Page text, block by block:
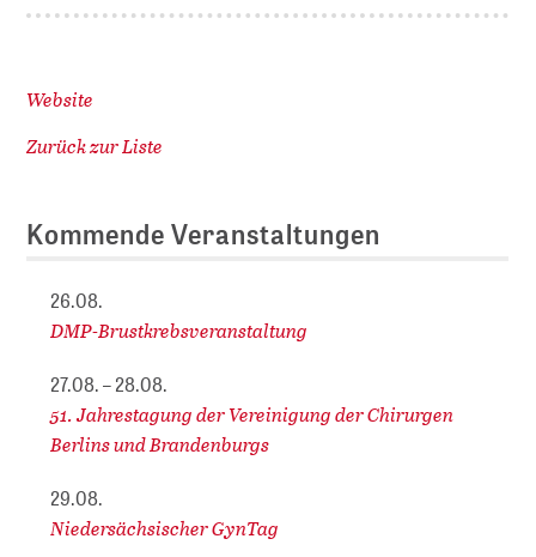
Website
Zurück zur Liste
Kommende Veranstaltungen
26.08.
DMP-Brustkrebsveranstaltung
27.08. – 28.08.
51. Jahrestagung der Vereinigung der Chirurgen
Berlins und Brandenburgs
29.08.
Niedersächsischer GynTag